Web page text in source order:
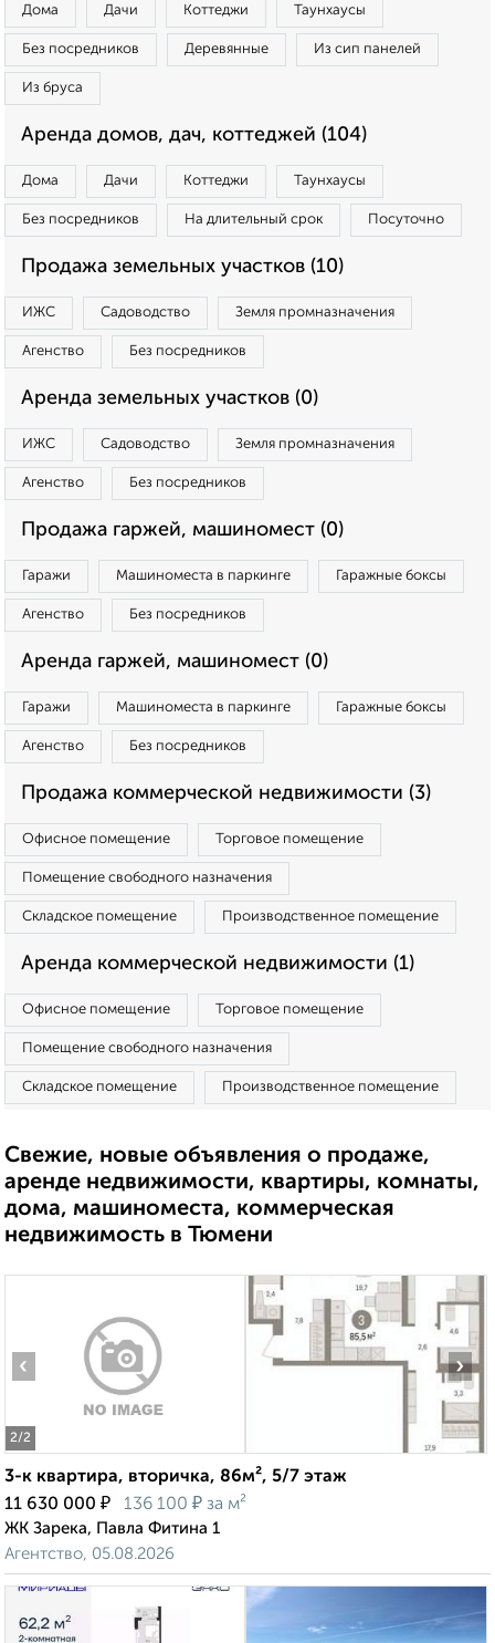
Дома Дачи Коттеджи Таунхаусы
Без посредников Деревянные Из сип панелей
Из бруса
Аренда домов, дач, коттеджей (104)
Дома Дачи Коттеджи Таунхаусы
Без посредников На длительный срок Посуточно
Продажа земельных участков (10)
ИЖС Садоводство Земля промназначения
Агенство Без посредников
Аренда земельных участков (0)
ИЖС Садоводство Земля промназначения
Агенство Без посредников
Продажа гаржей, машиномест (0)
Гаражи Машиноместа в паркинге Гаражные боксы
Агенство Без посредников
Аренда гаржей, машиномест (0)
Гаражи Машиноместа в паркинге Гаражные боксы
Агенство Без посредников
Продажа коммерческой недвижимости (3)
Офисное помещение Торговое помещение
Помещение свободного назначения
Складское помещение Производственное помещение
Аренда коммерческой недвижимости (1)
Офисное помещение Торговое помещение
Помещение свободного назначения
Складское помещение Производственное помещение
Свежие, новые объявления о продаже,
аренде недвижимости, квартиры, комнаты,
дома, машиноместа, коммерческая
недвижимость в Тюмени
2/2
‹ ›
3-к квартира, вторичка, 86м², 5/7 этаж
11 630 000 ₽ 136 100 ₽ за м²
ЖК Зарека, Павла Фитина 1
Агентство, 05.08.2026